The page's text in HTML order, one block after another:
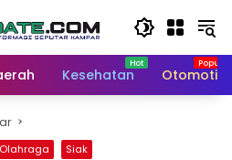
Kesehatan Otomotif
Olahraga Siak